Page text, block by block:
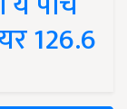
126.6